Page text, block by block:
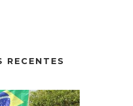
RECENTES